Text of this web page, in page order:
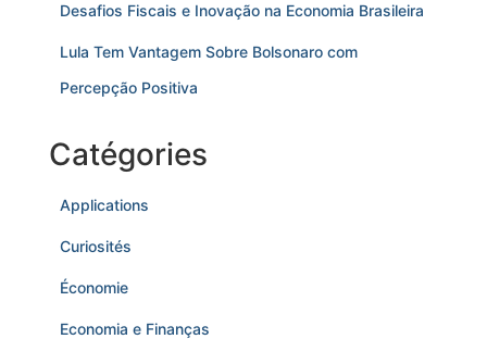
Desafios Fiscais e Inovação na Economia Brasileira
Lula Tem Vantagem Sobre Bolsonaro com
Percepção Positiva
Catégories
Applications
Curiosités
Économie
Economia e Finanças